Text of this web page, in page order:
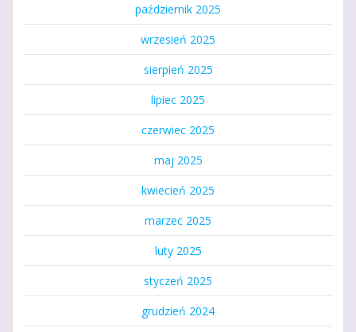
październik 2025
wrzesień 2025
sierpień 2025
lipiec 2025
czerwiec 2025
maj 2025
kwiecień 2025
marzec 2025
luty 2025
styczeń 2025
grudzień 2024